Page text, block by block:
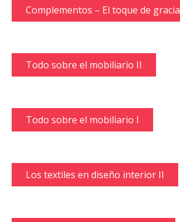
Complementos – El toque de gracia
Todo sobre el mobiliario II
Todo sobre el mobiliario I
Los textiles en diseño interior II